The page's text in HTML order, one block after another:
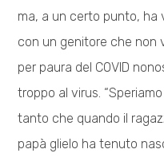
ma, a un certo punto, ha
con un genitore che non
per paura del COVID
troppo al virus.
tanto che quando il
papà glielo ha tenuto